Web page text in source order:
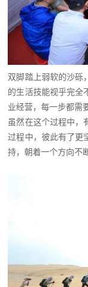
双脚踏上弱软的沙砾
的生活技能视乎完全
业经营，每一步都需
虽然在这个过程中，
过程中，彼此有了更
持，朝着一个方向不